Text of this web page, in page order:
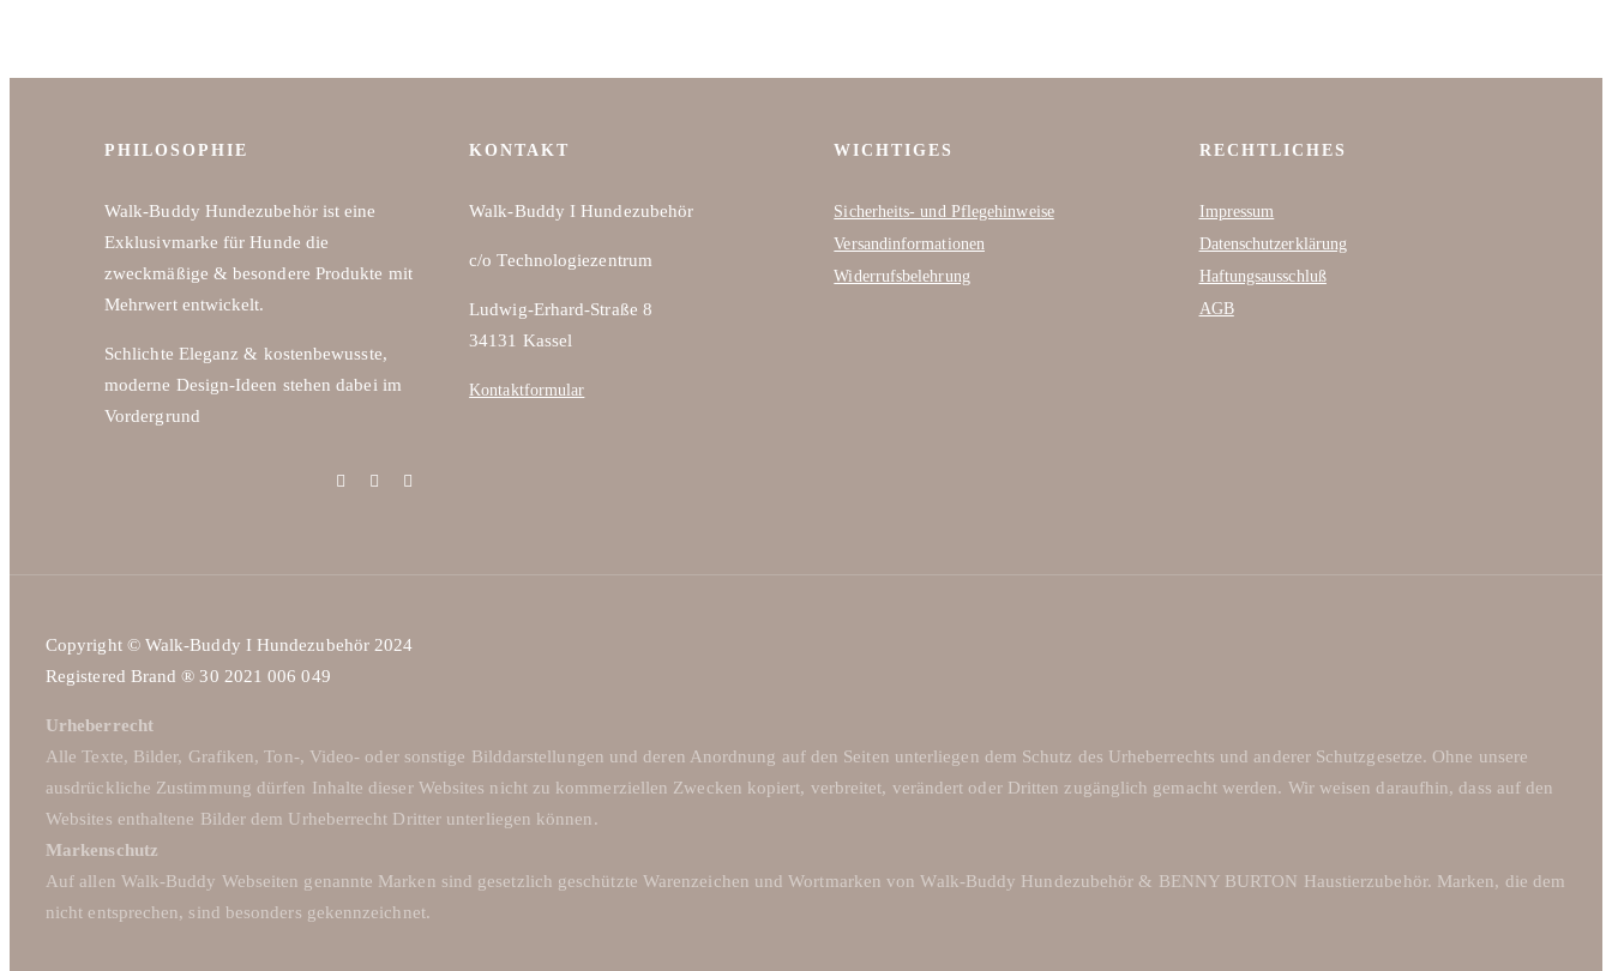
PHILOSOPHIE
Walk-Buddy Hundezubehör ist eine
Exklusivmarke für Hunde die
zweckmäßige & besondere Produkte mit
Mehrwert entwickelt.
Schlichte Eleganz & kostenbewusste,
moderne Design-Ideen stehen dabei im
Vordergrund
KONTAKT
Walk-Buddy I Hundezubehör
c/o Technologiezentrum
Ludwig-Erhard-Straße 8
34131 Kassel
Kontaktformular
WICHTIGES
Sicherheits- und Pflegehinweise
Versandinformationen
Widerrufsbelehrung
RECHTLICHES
Impressum
Datenschutzerklärung
Haftungsausschluß
AGB
Copyright © Walk-Buddy I Hundezubehör 2024
Registered Brand ® 30 2021 006 049
Urheberrecht
Alle Texte, Bilder, Grafiken, Ton-, Video- oder sonstige Bilddarstellungen und deren Anordnung auf den Seiten unterliegen dem Schutz des Urheberrechts und anderer Schutzgesetze. Ohne unsere
ausdrückliche Zustimmung dürfen Inhalte dieser Websites nicht zu kommerziellen Zwecken kopiert, verbreitet, verändert oder Dritten zugänglich gemacht werden. Wir weisen daraufhin, dass auf den
Websites enthaltene Bilder dem Urheberrecht Dritter unterliegen können.
Markenschutz
Auf allen Walk-Buddy Webseiten genannte Marken sind gesetzlich geschützte Warenzeichen und Wortmarken von Walk-Buddy Hundezubehör & BENNY BURTON Haustierzubehör. Marken, die dem
nicht entsprechen, sind besonders gekennzeichnet.